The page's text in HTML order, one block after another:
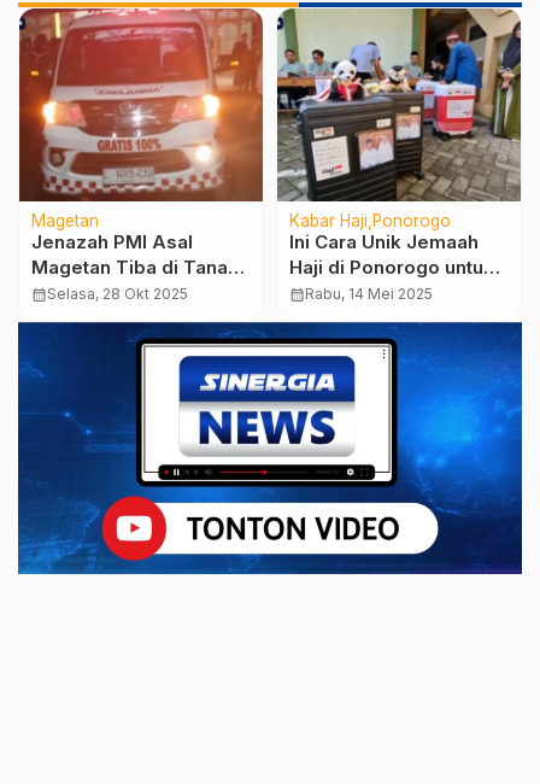
Magetan
Jenazah PMI Asal
Magetan Tiba di Tanah
Air, Keluarga Diselimuti
Duka
calendar_monthSelasa, 28 Okt 2025
Kabar Haji Ponorogo
Ini Cara Unik Jemaah
Haji di Ponorogo untuk
Mengenali Koper
calendar_monthRabu, 14 Mei 2025